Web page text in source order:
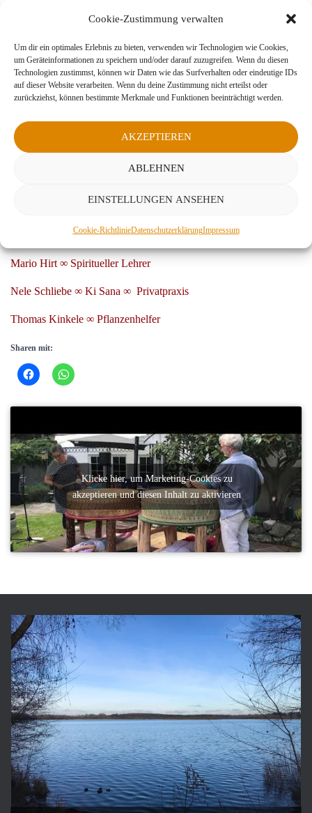
Cookie-Zustimmung verwalten
Um dir ein optimales Erlebnis zu bieten, verwenden wir Technologien wie Cookies,
um Geräteinformationen zu speichern und/oder darauf zuzugreifen. Wenn du diesen
Technologien zustimmst, können wir Daten wie das Surfverhalten oder eindeutige IDs
auf dieser Website verarbeiten. Wenn du deine Zustimmung nicht erteilst oder
zurückziehst, können bestimmte Merkmale und Funktionen beeinträchtigt werden.
AKZEPTIEREN
ABLEHNEN
EINSTELLUNGEN ANSEHEN
Cookie-RichtlinieDatenschutzerklärungImpressum
lauschen<
Peter Wohlleben >>Das geheime Leben der Bäume<
Regula Meyer >>tierisch gut – Tiere als Spiegel der Seele<
Thomas Kinkele | Petra Arndt >>Pflanzenhelfer<
Stefan Limmer >>Versöhnung mit den Ahnen<
Empfehlungen anderer Webseiten:
Mario Hirt ∞ Spiritueller Lehrer
Nele Schliebe ∞ Ki Sana ∞ Privatpraxis
Thomas Kinkele ∞ Pflanzenhelfer
Sharen mit:
Klicke hier, um Marketing-Cookies zu
akzeptieren und diesen Inhalt zu aktivieren